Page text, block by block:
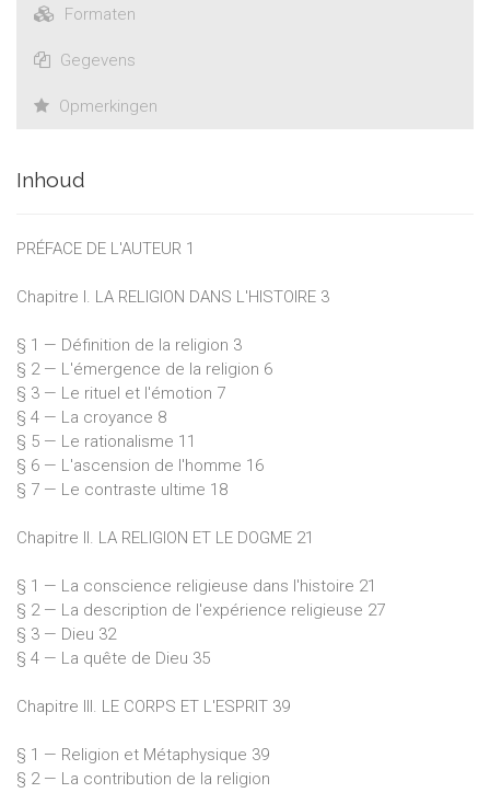
Formaten
Gegevens
Opmerkingen
Inhoud
PRÉFACE DE L'AUTEUR 1
Chapitre I. LA RELIGION DANS L'HISTOIRE 3
§ 1 — Définition de la religion 3
§ 2 — L'émergence de la religion 6
§ 3 — Le rituel et l'émotion 7
§ 4 — La croyance 8
§ 5 — Le rationalisme 11
§ 6 — L'ascension de l'homme 16
§ 7 — Le contraste ultime 18
Chapitre II. LA RELIGION ET LE DOGME 21
§ 1 — La conscience religieuse dans l'histoire 21
§ 2 — La description de l'expérience religieuse 27
§ 3 — Dieu 32
§ 4 — La quête de Dieu 35
Chapitre III. LE CORPS ET L'ESPRIT 39
§ 1 — Religion et Métaphysique 39
§ 2 — La contribution de la religion